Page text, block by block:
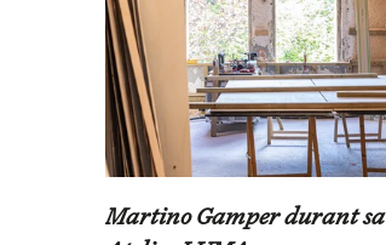
Martino Gamper durant sa